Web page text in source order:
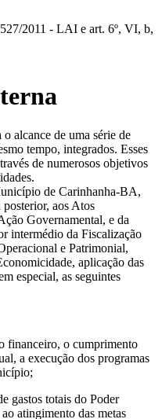
2011 - LAI e art. 6º, VI, b,
alcance de uma série de
tempo, integrados. Esses
de numerosos objetivos
de Carinhanha-BA,
aos Atos
Governamental, e da
intermédio da Fiscalização
e Patrimonial,
aplicação das
especial, as seguintes
financeiro, o cumprimento
a execução dos programas
gastos totais do Poder
atingimento das metas